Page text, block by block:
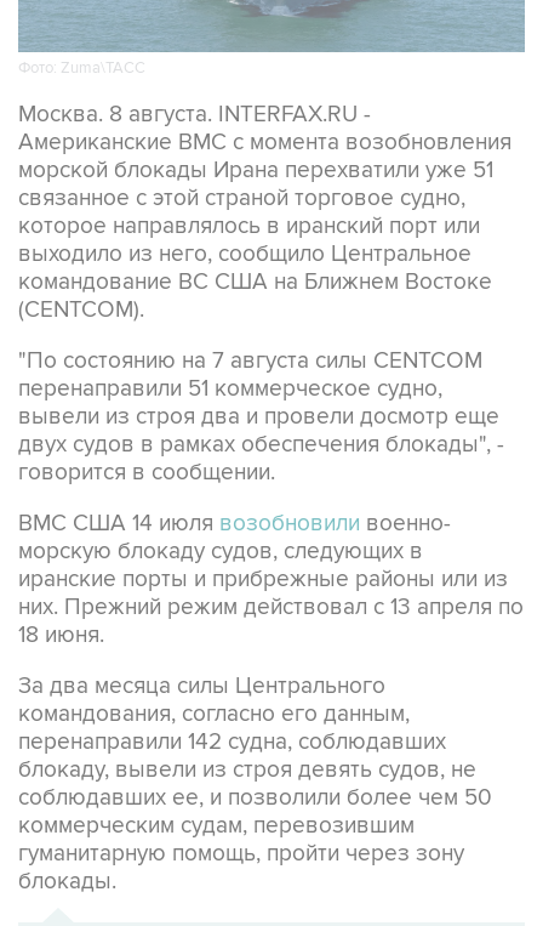
Фото: Zuma\ТАСС
Москва. 8 августа. INTERFAX.RU -
морской блокады Ирана перехватили уже 51
связанное с этой страной торговое судно,
которое направлялось в иранский порт или
выходило из него, сообщило Центральное
командование ВС США на Ближнем Востоке
(CENTCOM).
"По состоянию на 7 августа силы CENTCOM
вывели из строя два и провели досмотр еще
двух судов в рамках обеспечения блокады", -
говорится в сообщении.
ВМС США 14 июлявозобновили
иранские порты и прибрежные районы или из
них. Прежний режим действовал с 13 апреля по
18 июня.
За два месяца силы Центрального
перенаправили 142 судна, соблюдавших
блокаду, вывели из строя девять судов, не
соблюдавших ее, и позволили более чем 50
коммерческим судам, перевозившим
гуманитарную помощь, пройти через зону
блокады.